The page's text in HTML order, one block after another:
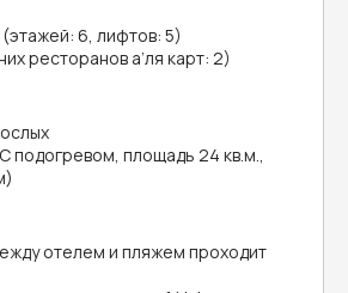
(этажей: 6, лифтов: 5)
ресторанов а’ля карт: 2)
подогревом, площадь 24 кв.м.,
отелем и пляжем проходит